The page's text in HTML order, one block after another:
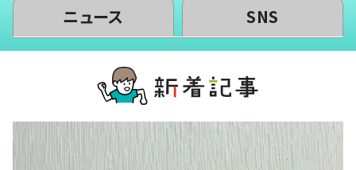
ニュース SNS